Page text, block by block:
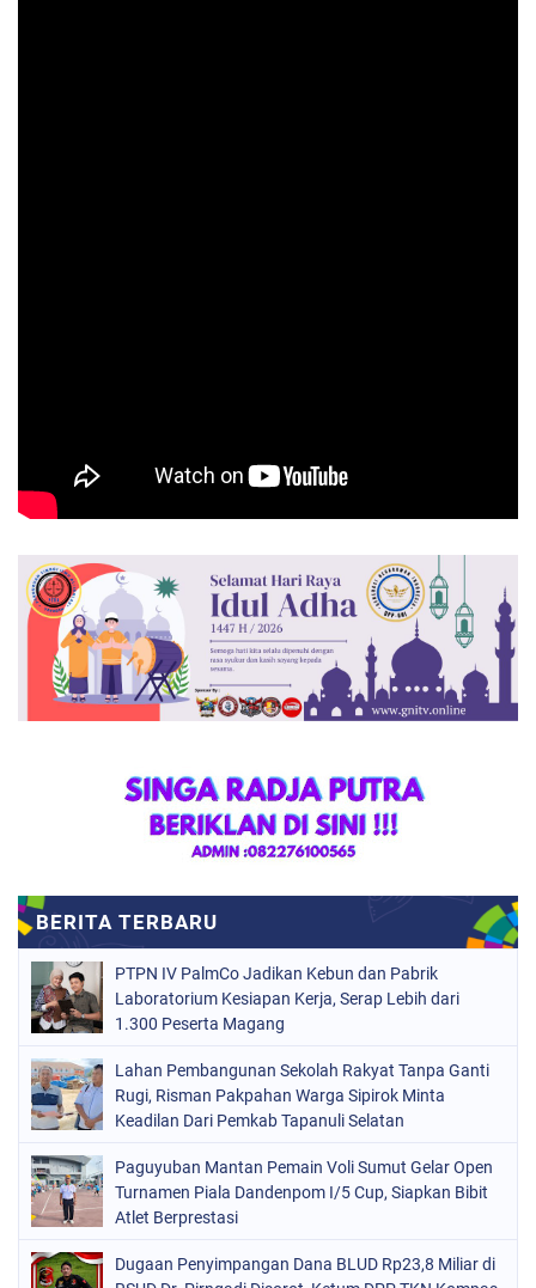
PTPN IV PalmCo Jadikan Kebun dan Pabrik
Laboratorium Kesiapan Kerja, Serap Lebih dari
1.300 Peserta Magang
Lahan Pembangunan Sekolah Rakyat Tanpa Ganti
Rugi, Risman Pakpahan Warga Sipirok Minta
Keadilan Dari Pemkab Tapanuli Selatan
Paguyuban Mantan Pemain Voli Sumut Gelar Open
Turnamen Piala Dandenpom I/5 Cup, Siapkan Bibit
Atlet Berprestasi
Dugaan Penyimpangan Dana BLUD Rp23,8 Miliar di